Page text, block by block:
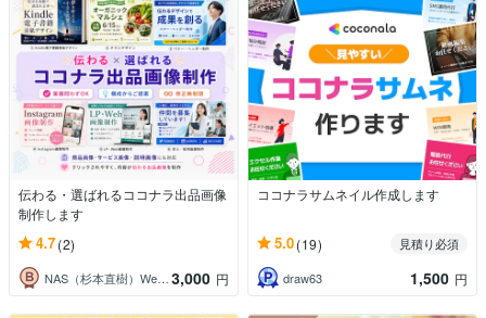
伝わる・選ばれるココナラ出品画像
制作します
4.7(2)
NAS（杉本直樹）Webデザイナー 3,000 円
ココナラサムネイル作成します
5.0(19)
見積り必須
draw63
1,500 円